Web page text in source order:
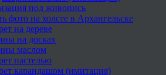
под живопись
фото на холсте в Архангельске
на дереве
на досках
маслом
пастелью
карандашом (имитация)